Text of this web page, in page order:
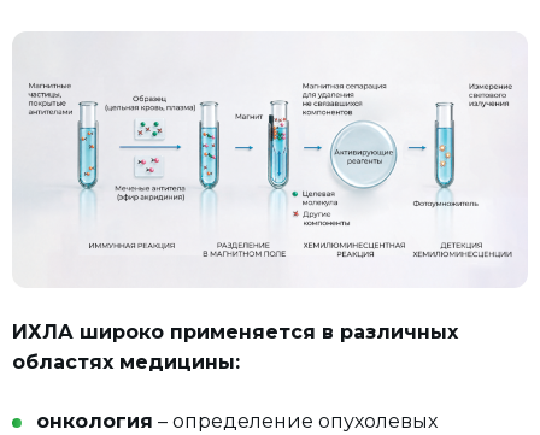
ИХЛА широко применяется в различных
областях медицины:
онкология – определение опухолевых